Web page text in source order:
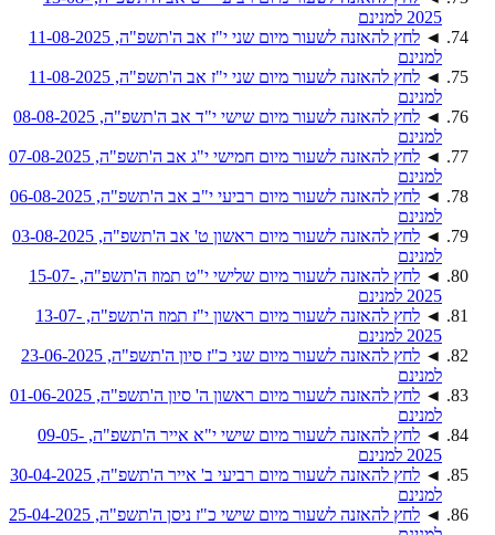
2025 למנינם
◄
לחץ להאזנה לשעור מיום שני י"ז אב ה'תשפ"ה, 11-08-2025
למנינם
◄
לחץ להאזנה לשעור מיום שני י"ז אב ה'תשפ"ה, 11-08-2025
למנינם
◄
לחץ להאזנה לשעור מיום שישי י"ד אב ה'תשפ"ה, 08-08-2025
למנינם
◄
לחץ להאזנה לשעור מיום חמישי י"ג אב ה'תשפ"ה, 07-08-2025
למנינם
◄
לחץ להאזנה לשעור מיום רביעי י"ב אב ה'תשפ"ה, 06-08-2025
למנינם
◄
לחץ להאזנה לשעור מיום ראשון ט' אב ה'תשפ"ה, 03-08-2025
למנינם
◄
לחץ להאזנה לשעור מיום שלישי י"ט תמוז ה'תשפ"ה, 15-07-
2025 למנינם
◄
לחץ להאזנה לשעור מיום ראשון י"ז תמוז ה'תשפ"ה, 13-07-
2025 למנינם
◄
לחץ להאזנה לשעור מיום שני כ"ז סיון ה'תשפ"ה, 23-06-2025
למנינם
◄
לחץ להאזנה לשעור מיום ראשון ה' סיון ה'תשפ"ה, 01-06-2025
למנינם
◄
לחץ להאזנה לשעור מיום שישי י"א אייר ה'תשפ"ה, 09-05-
2025 למנינם
◄
לחץ להאזנה לשעור מיום רביעי ב' אייר ה'תשפ"ה, 30-04-2025
למנינם
◄
לחץ להאזנה לשעור מיום שישי כ"ז ניסן ה'תשפ"ה, 25-04-2025